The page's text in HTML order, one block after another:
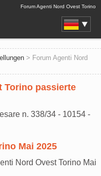
Forum Agenti Nord Ovest Torino
> Forum Agenti Nord
Torino passierte
n. 338/34 - 10154 -
Mai 2025
Nord Ovest Torino Mai